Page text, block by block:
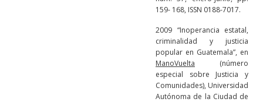
159- 168, ISSN 0188-7017.
2009 “Inoperancia estatal,
criminalidad y justicia
popular en Guatemala”, en
ManoVuelta (número
especial sobre Justicia y
Comunidades), Universidad
Autónoma de la Ciudad de